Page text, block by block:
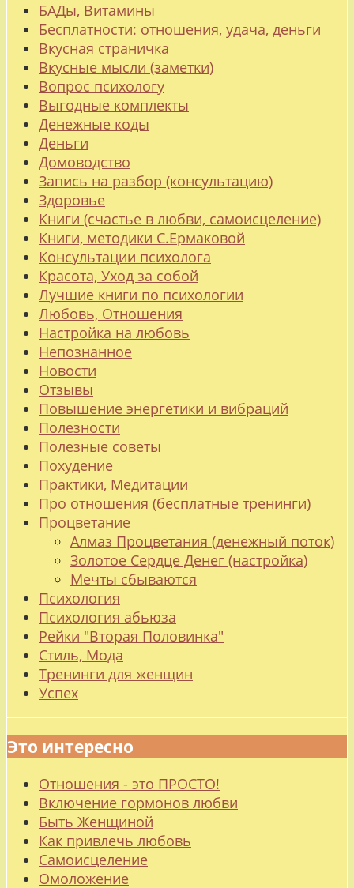
БАДы, Витамины
Бесплатности: отношения, удача, деньги
Вкусная страничка
Вкусные мысли (заметки)
Вопрос психологу
Выгодные комплекты
Денежные коды
Деньги
Домоводство
Запись на разбор (консультацию)
Здоровье
Книги (счастье в любви, самоисцеление)
Книги, методики С.Ермаковой
Консультации психолога
Красота, Уход за собой
Лучшие книги по психологии
Любовь, Отношения
Настройка на любовь
Непознанное
Новости
Отзывы
Повышение энергетики и вибраций
Полезности
Полезные советы
Похудение
Практики, Медитации
Про отношения (бесплатные тренинги)
Процветание
Алмаз Процветания (денежный поток)
Золотое Сердце Денег (настройка)
Мечты сбываются
Психология
Психология абьюза
Рейки "Вторая Половинка"
Стиль, Мода
Тренинги для женщин
Успех
Это интересно
Отношения - это ПРОСТО!
Включение гормонов любви
Быть Женщиной
Как привлечь любовь
Самоисцеление
Омоложение